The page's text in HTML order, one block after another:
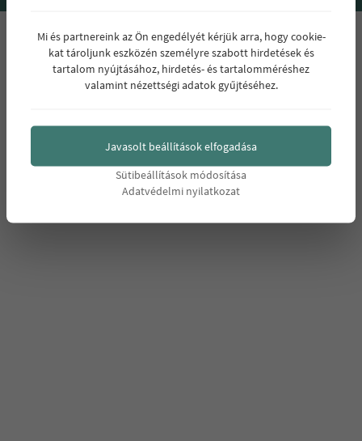
Mi és partnereink az Ön engedélyét kérjük arra, hogy cookie-
kat tároljunk eszközén személyre szabott hirdetések és
tartalom nyújtásához, hirdetés- és tartalomméréshez
valamint nézettségi adatok gyűjtéséhez.
Javasolt beállítások elfogadása
Sütibeállítások módosítása
Adatvédelmi nyilatkozat